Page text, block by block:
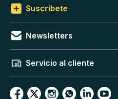
Suscríbete
Newsletters
Servicio al cliente